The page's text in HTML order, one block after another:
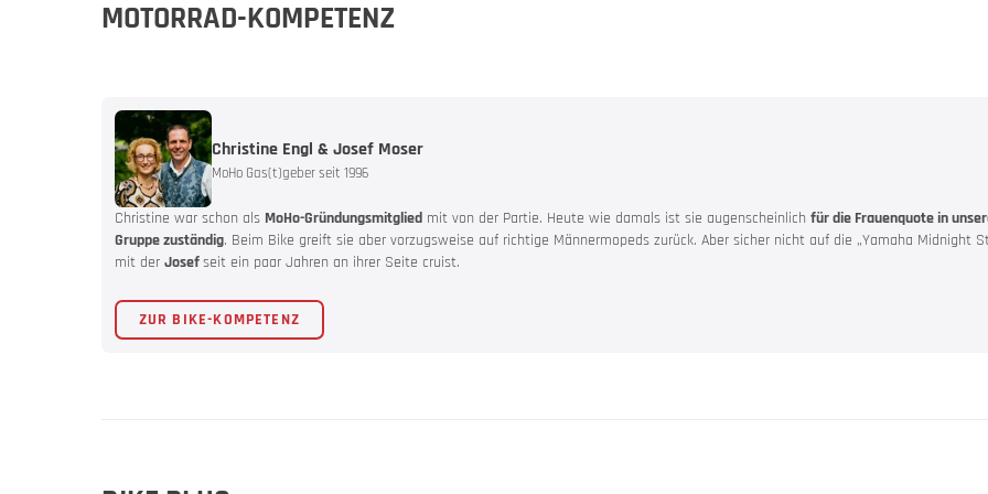
Angebote
MOTORRAD-KOMPETENZ
Christine Engl & Josef Moser
MoHo Gas(t)geber seit 1996
Christine war schon als MoHo-Gründungsmitglied mit von der Partie. Heute wie damals ist sie augenscheinlich für die Frauenquote in
Gruppe zuständig. Beim Bike greift sie aber vorzugsweise auf richtige Männermopeds zurück. Aber sicher nicht auf die „Yamaha Midnight
mit der Josefseit ein paar Jahren an ihrer Seite cruist.
ZUR BIKE-KOMPETENZ